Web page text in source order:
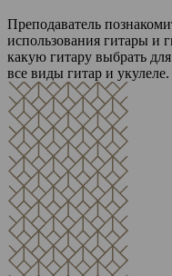
Преподаватель
использования гитары и
какую гитару выбрать
все виды гитар и укулеле.